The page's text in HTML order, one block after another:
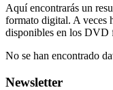
Aquí encontrarás un
formato digital. A veces
disponibles en los DVD
No se han encontrado
Newsletter